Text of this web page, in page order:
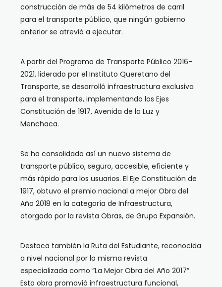
construcción de más de 54 kilómetros de carril
para el transporte público, que ningún gobierno
anterior se atrevió a ejecutar.
A partir del Programa de Transporte Público 2016-
2021, liderado por el Instituto Queretano del
Transporte, se desarrolló infraestructura exclusiva
para el transporte, implementando los Ejes
Constitución de 1917, Avenida de la Luz y
Menchaca.
Se ha consolidado así un nuevo sistema de
transporte público, seguro, accesible, eficiente y
más rápido para los usuarios. El Eje Constitución de
1917, obtuvo el premio nacional a mejor Obra del
Año 2018 en la categoría de Infraestructura,
otorgado por la revista Obras, de Grupo Expansión.
Destaca también la Ruta del Estudiante, reconocida
a nivel nacional por la misma revista
especializada como “La Mejor Obra del Año 2017”.
Esta obra promovió infraestructura funcional,